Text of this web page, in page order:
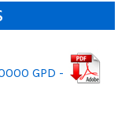
GPD -